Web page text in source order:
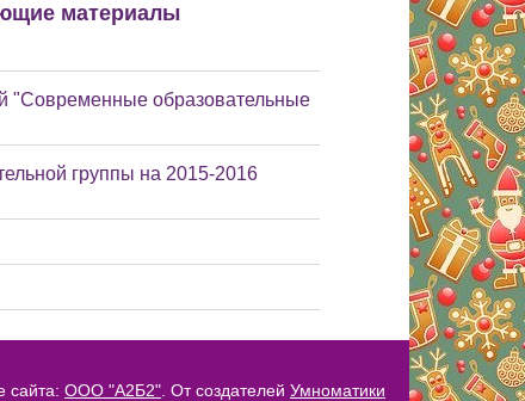
материалы
"Современные образовательные
группы на 2015-2016
сайта: ООО "А2Б2" . От создателей Умноматики